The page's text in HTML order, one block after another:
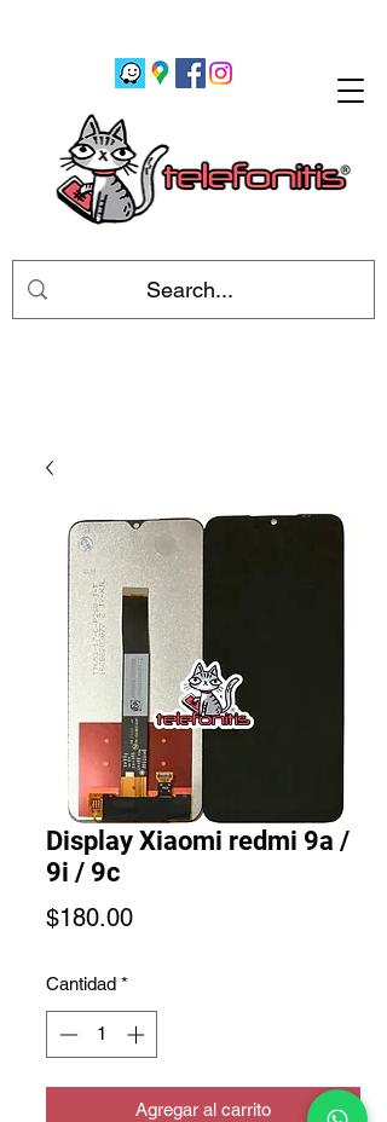
Display Xiaomi redmi 9a /
9i / 9c
$180.00Precio
Cantidad *
Agregar al carrito